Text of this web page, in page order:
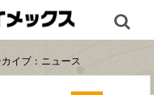
イブ：ニュース